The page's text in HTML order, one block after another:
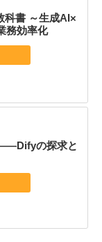
科書 ～生成AI×
務効率化
の探求と